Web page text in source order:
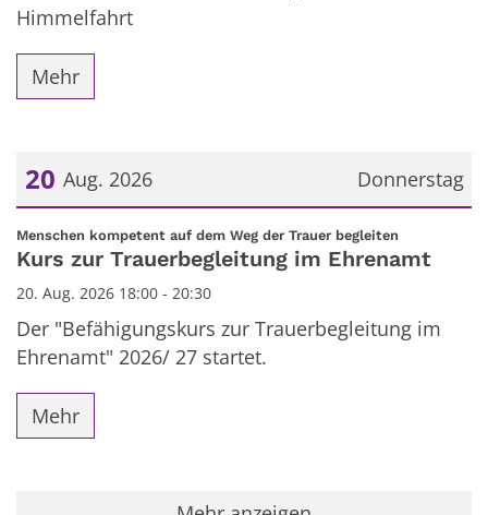
Himmelfahrt
Mehr
Donnerstag
20 Aug. 2026
Datum: 20. August 2026
Menschen kompetent auf dem Weg der Trauer begleiten
Kurs zur Trauerbegleitung im Ehrenamt
20. Aug. 2026 18:00 - 20:30
Der "Befähigungskurs zur Trauerbegleitung im
Ehrenamt" 2026/ 27 startet.
Mehr